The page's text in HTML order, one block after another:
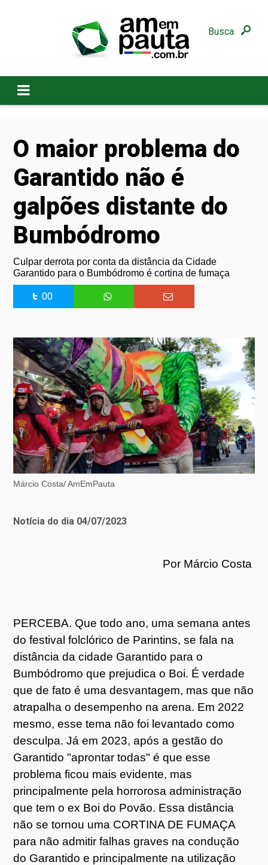
Busca
O maior problema do
Garantido não é
galpões distante do
Bumbódromo
Culpar derrota por conta da distância da Cidade
Garantido para o Bumbódromo é cortina de fumaça
00
Márcio Costa/ AmEmPauta
Notícia do dia 04/07/2023
Por Márcio Costa
PERCEBA. Que todo ano, uma semana antes
do festival folclórico de Parintins, se fala na
distância da cidade Garantido para o
Bumbódromo que prejudica o Boi. É verdade
que de fato é uma desvantagem, mas que não
atrapalha o desempenho na arena. Em 2022
mesmo, esse tema não foi levantado como
desculpa. Já em 2023, após a gestão do
Garantido "aprontar todas" é que esse
problema ficou mais evidente, mas
principalmente pela horrorosa administração
que tem o ex Boi do Povão. Essa distância
não se tornou uma CORTINA DE FUMAÇA
para não admitir falhas graves na condução
do Garantido e principalmente na utilização